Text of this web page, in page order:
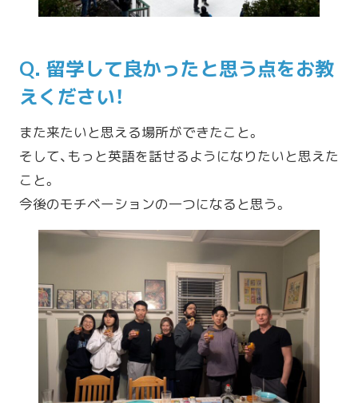
Q. 留学して良かったと思う点をお教
えください！
また来たいと思える場所ができたこと。
そして、もっと英語を話せるようになりたいと思えた
こと。
今後のモチベーションの一つになると思う。